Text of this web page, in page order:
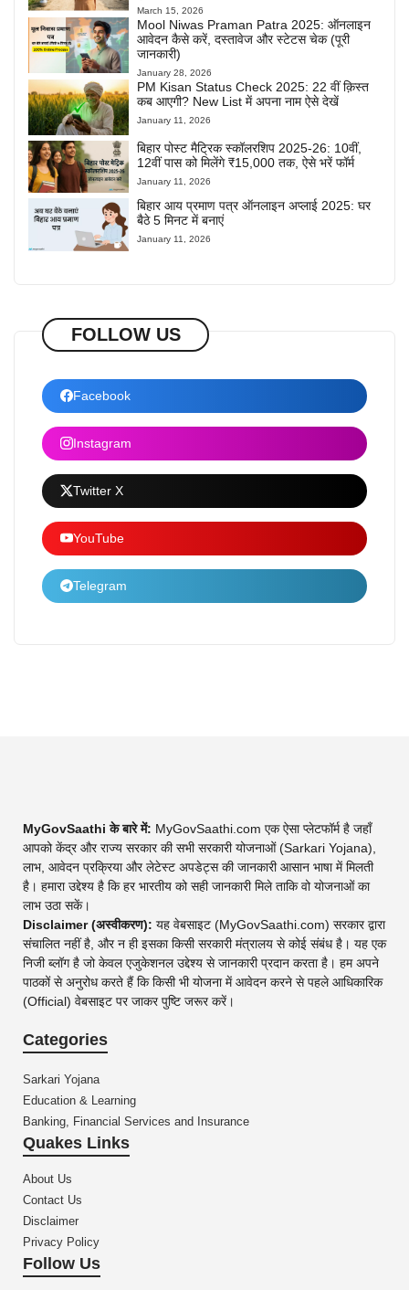
March 15, 2026
Mool Niwas Praman Patra 2025: ऑनलाइन
आवेदन कैसे करें, दस्तावेज और स्टेटस चेक (पूरी
जानकारी)
January 28, 2026
PM Kisan Status Check 2025: 22 वीं क़िस्त
कब आएगी? New List में अपना नाम ऐसे देखें
January 11, 2026
बिहार पोस्ट मैट्रिक स्कॉलरशिप 2025-26: 10वीं,
12वीं पास को मिलेंगे ₹15,000 तक, ऐसे भरें फॉर्म
January 11, 2026
बिहार आय प्रमाण पत्र ऑनलाइन अप्लाई 2025: घर
बैठे 5 मिनट में बनाएं
January 11, 2026
FOLLOW US
Facebook
Instagram
Twitter X
YouTube
Telegram
MyGovSaathi के बारे में: MyGovSaathi.com एक ऐसा प्लेटफॉर्म है जहाँ
आपको केंद्र और राज्य सरकार की सभी सरकारी योजनाओं (Sarkari Yojana),
लाभ, आवेदन प्रक्रिया और लेटेस्ट अपडेट्स की जानकारी आसान भाषा में मिलती
है। हमारा उद्देश्य है कि हर भारतीय को सही जानकारी मिले ताकि वो योजनाओं का
लाभ उठा सकें।
Disclaimer (अस्वीकरण): यह वेबसाइट (MyGovSaathi.com) सरकार द्वारा
संचालित नहीं है, और न ही इसका किसी सरकारी मंत्रालय से कोई संबंध है। यह एक
निजी ब्लॉग है जो केवल एजुकेशनल उद्देश्य से जानकारी प्रदान करता है। हम अपने
पाठकों से अनुरोध करते हैं कि किसी भी योजना में आवेदन करने से पहले आधिकारिक
(Official) वेबसाइट पर जाकर पुष्टि जरूर करें।
Categories
Sarkari Yojana
Education & Learning
Banking, Financial Services and Insurance
Quakes Links
About Us
Contact Us
Disclaimer
Privacy Policy
Follow Us